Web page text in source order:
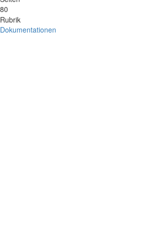
80
Rubrik
Dokumentationen